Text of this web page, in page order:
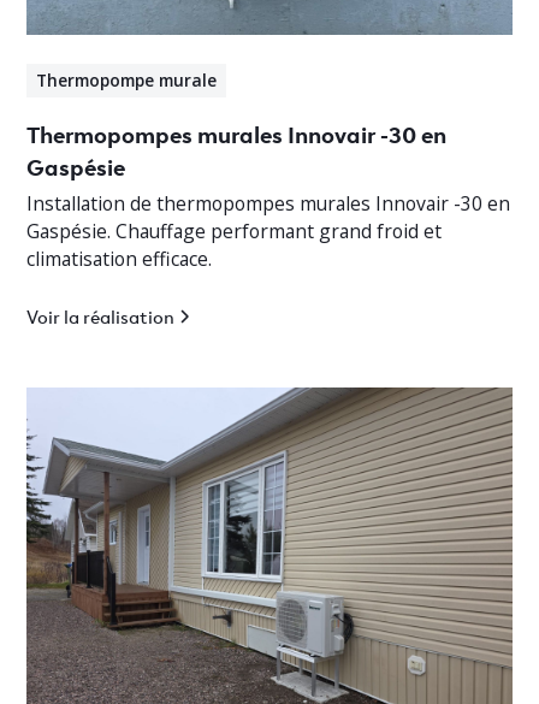
Thermopompe murale
Thermopompes murales Innovair -30 en
Gaspésie
Installation de thermopompes murales Innovair -30 en
Gaspésie. Chauffage performant grand froid et
climatisation efficace.
Voir la réalisation